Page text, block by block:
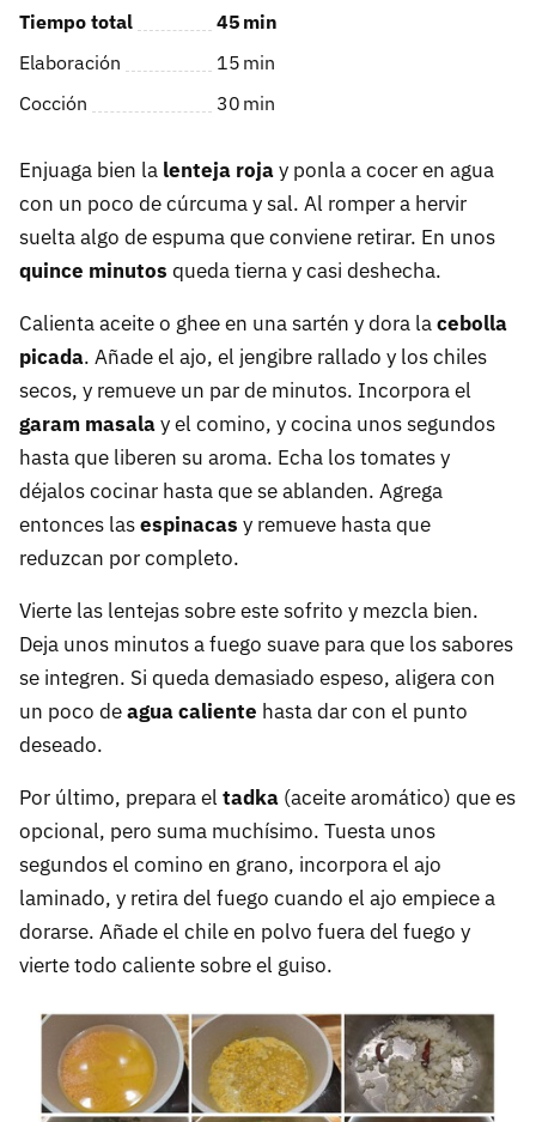
Tiempo total 45 min
Elaboración
15 min
Cocción
30 min
Enjuaga bien la lenteja rojay ponla a cocer en agua
con un poco de cúrcuma y sal. Al romper a hervir
suelta algo de espuma que conviene retirar. En unos
quince minutos queda tierna y casi deshecha.
Calienta aceite o ghee en una sartén y dora lacebolla
picada. Añade el ajo, el jengibre rallado y los chiles
secos, y remueve un par de minutos. Incorpora el
garam masalay el comino, y cocina unos segundos
hasta que liberen su aroma. Echa los tomates y
déjalos cocinar hasta que se ablanden. Agrega
entonces lasespinacas y remueve hasta que
reduzcan por completo.
Vierte las lentejas sobre este sofrito y mezcla bien.
Deja unos minutos a fuego suave para que los sabores
se integren. Si queda demasiado espeso, aligera con
un poco deagua caliente hasta dar con el punto
deseado.
Por último, prepara el tadka (aceite aromático) que es
opcional, pero suma muchísimo. Tuesta unos
segundos el comino en grano, incorpora el ajo
laminado, y retira del fuego cuando el ajo empiece a
dorarse. Añade el chile en polvo fuera del fuego y
vierte todo caliente sobre el guiso.